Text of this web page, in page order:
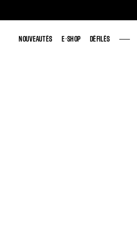
NOUVEAUTÉS E-SHOP DÉFILÉS
NOUVEAUTÉS E-SHOP DÉFILÉS